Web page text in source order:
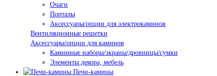
Очаги
Порталы
Аксессуары/опции для электрокаминов
Вентиляционные решетки
Аксессуары/опции для каминов
Каминные наборы/экраны/дровницы/сумки
Элементы декора, мебель
Печи-камины